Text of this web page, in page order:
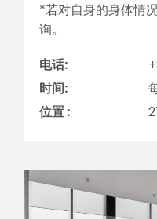
*若对自身的身体情
询。
电话:
时间:
位置 :